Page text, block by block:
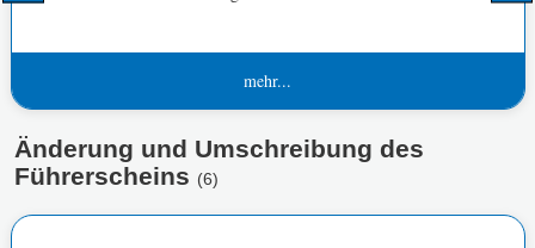
mehr...
Änderung und Umschreibung des
Führerscheins (6)